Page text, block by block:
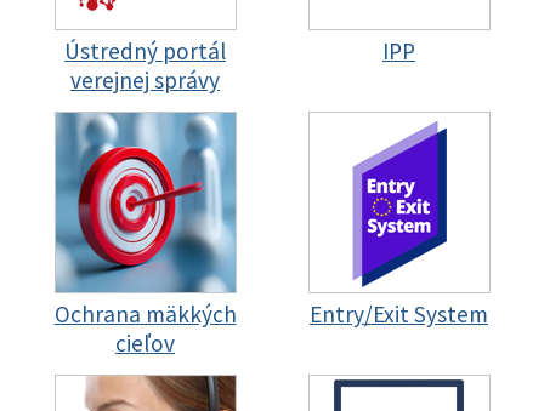
Ústredný portál
verejnej správy
IPP
Ochrana mäkkých
cieľov
Entry/Exit System